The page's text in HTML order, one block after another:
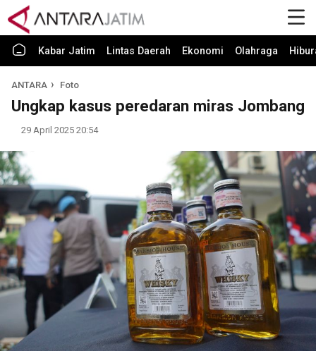
Kabar Jatim Lintas Daerah Ekonomi Olahraga
ANTARA Foto
Ungkap kasus peredaran miras Jombang
29 April 2025 20:54